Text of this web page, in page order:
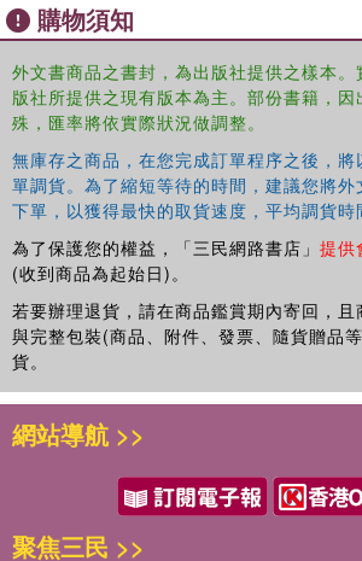
購物須知
外文書商品之書封，為出版社提供之樣本。
版社所提供之現有版本為主。部份書籍，
殊，匯率將依實際狀況做調整。
無庫存之商品，在您完成訂單程序之後，
單調貨。為了縮短等待的時間，建議您將
下單，以獲得最快的取貨速度，平均調貨時
為了保護您的權益，「三民網路書店」 提供
(收到商品為起始日)。
若要辦理退貨，請在商品鑑賞期內寄回，
與完整包裝(商品、附件、發票、隨貨贈品
貨。
網站導航 >>
聚焦三民 >>